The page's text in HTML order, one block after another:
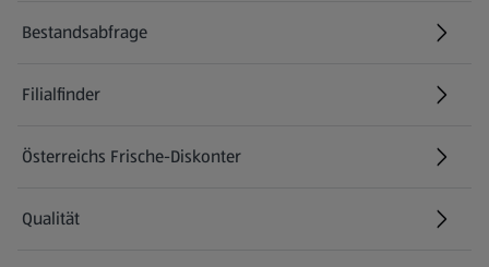
Bestandsabfrage
(öffnet in einem neuen Tab)
Filialfinder
Österreichs Frische-Diskonter
Qualität